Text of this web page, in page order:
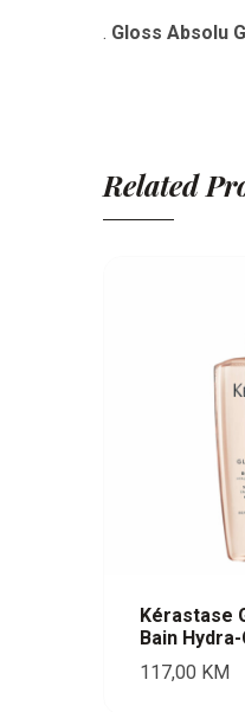
. Gloss Absolu
Related
Kérastase
Bain
117,00 KM